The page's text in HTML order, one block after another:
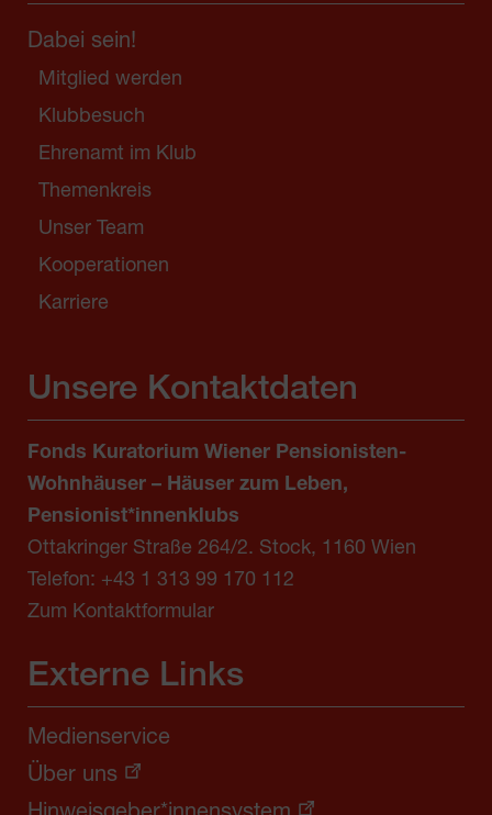
Dabei sein!
Mitglied werden
Klubbesuch
Ehrenamt im Klub
Themenkreis
Unser Team
Kooperationen
Karriere
Unsere Kontaktdaten
Fonds Kuratorium Wiener Pensionisten-
Wohnhäuser – Häuser zum Leben,
Pensionist*innenklubs
Ottakringer Straße 264/2. Stock, 1160 Wien
Telefon: +43 1 313 99 170 112
Zum Kontaktformular
Externe Links
Medienservice
Über uns